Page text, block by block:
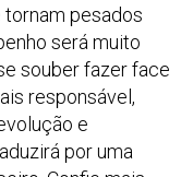
tornam pesados
será muito
souber fazer face
responsável,
e
por uma